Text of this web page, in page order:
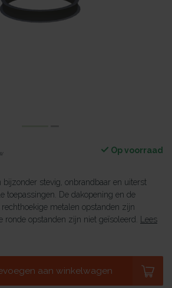
Op voorraad
bijzonder stevig, onbrandbaar en uiterst
toepassingen. De dakopening en de
metalen opstanden zijn
ronde opstanden zijn niet geïsoleerd.
Lees
aan winkelwagen